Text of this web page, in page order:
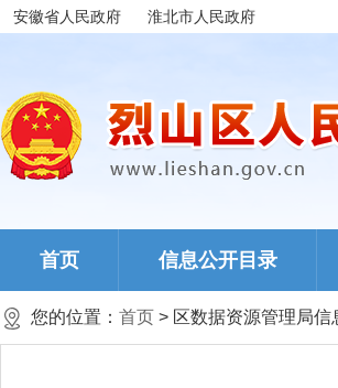
安徽省人民政府 淮北市人民政府
首页 信息公开目录
您的位置： 首页 > 区数据资源管理局信